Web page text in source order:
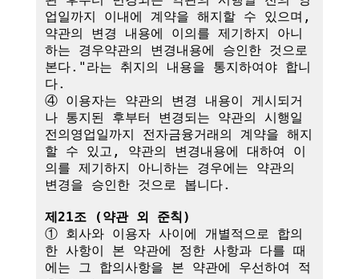
업일까지 이내에 계약을 해지할 수 있으며,
약관의 변경 내용에 이의를 제기하지 아니
하는 경우약관의 변경내용에 승인한 것으로
본다."라는 취지의 내용을 통지하여야 합니
다.
④ 이용자는 약관의 변경 내용이 게시되거
나 통지된 후부터 변경되는 약관의 시행일
전의영업일까지 전자금융거래의 계약을 해지
할 수 있고, 약관의 변경내용에 대하여 이
의를 제기하지 아니하는 경우에는 약관의
변경을 승인한 것으로 봅니다.
제21조 (약관 외 준칙)
① 회사와 이용자 사이에 개별적으로 합의
한 사항이 본 약관에 정한 사항과 다를 때
에는 그 합의사항을 본 약관에 우선하여 적